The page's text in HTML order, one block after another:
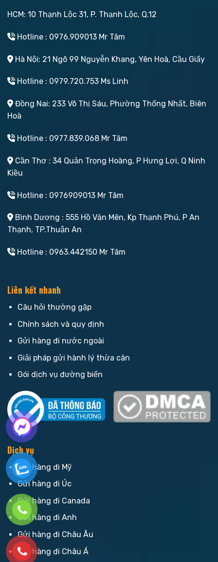
HCM: 10 Thạnh Lộc 31, P. Thạnh Lộc, Q.12
Hotline : 0976.909013 Mr Tâm
Hà Nội: 21 Ngõ 99 Nguyễn Khang, Yên Hoà, Cầu Giấy
Hotline : 0979.720.753 Ms Linh
Đồng Nai: 233 Võ Thị Sáu, Phường Thống Nhất, Biên
Hoà
Hotline : 0977.839.068 Mr Tâm
Cần Thơ : 34 Quản Trọng Hoàng, P Hưng Lợi, Q Ninh
Kiều
Hotline : 0976909013 Mr Tâm
Bình Dương : 555 Hồ Văn Mên, Kp Thạnh Phú, P An
Thạnh, TP.Thuận An
Hotline : 0963.442150 Mr Tâm
Liên kết nhanh
Câu hỏi thường gặp
Chính sách và quy định
Gửi hàng đi nước ngoài
Giải pháp gửi hành lý thừa cân
Gói dịch vụ đường biển
Dịch vụ
Gửi hàng đi Mỹ
Gửi hàng đi Úc
Gửi hàng đi Canada
Gửi hàng đi Anh
Gửi hàng đi Châu Âu
Gửi hàng đi Châu Á